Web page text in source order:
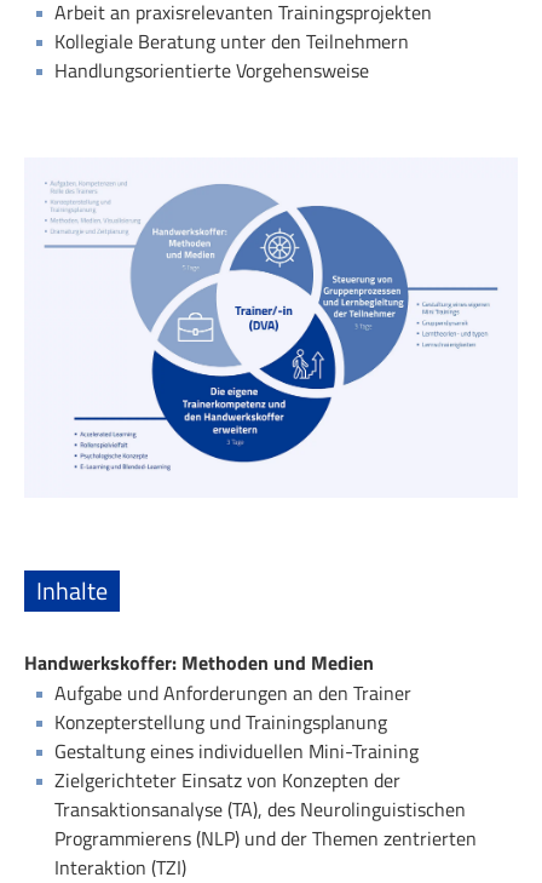
Arbeit an praxisrelevanten Trainingsprojekten
Kollegiale Beratung unter den Teilnehmern
Handlungsorientierte Vorgehensweise
Inhalte
Handwerkskoffer: Methoden und Medien
Aufgabe und Anforderungen an den Trainer
Konzepterstellung und Trainingsplanung
Gestaltung eines individuellen Mini-Training
Zielgerichteter Einsatz von Konzepten der
Transaktionsanalyse (TA), des Neurolinguistischen
Programmierens (NLP) und der Themen zentrierten
Interaktion (TZI)